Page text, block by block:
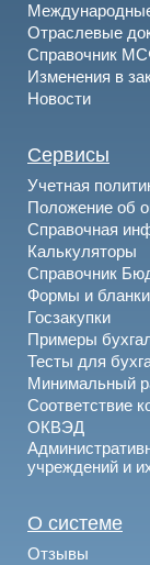
Отраслевые
Справочник
Изменения в
Новости
Сервисы
Учетная
Положение об
Справочная
Калькуляторы
Справочник
Формы и бланки
Госзакупки
Примеры
Тесты для
Минимальный
Соответствие
ОКВЭД
учреждений и
О системе
Отзывы